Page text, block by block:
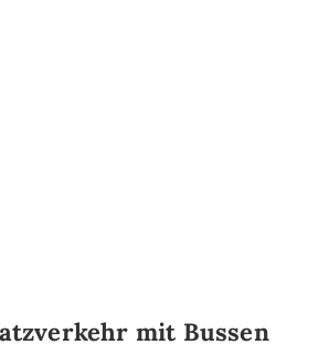
mit Bussen